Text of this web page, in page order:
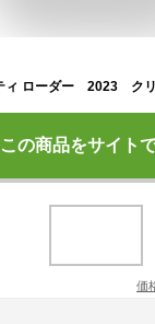
この商品をサイト
価